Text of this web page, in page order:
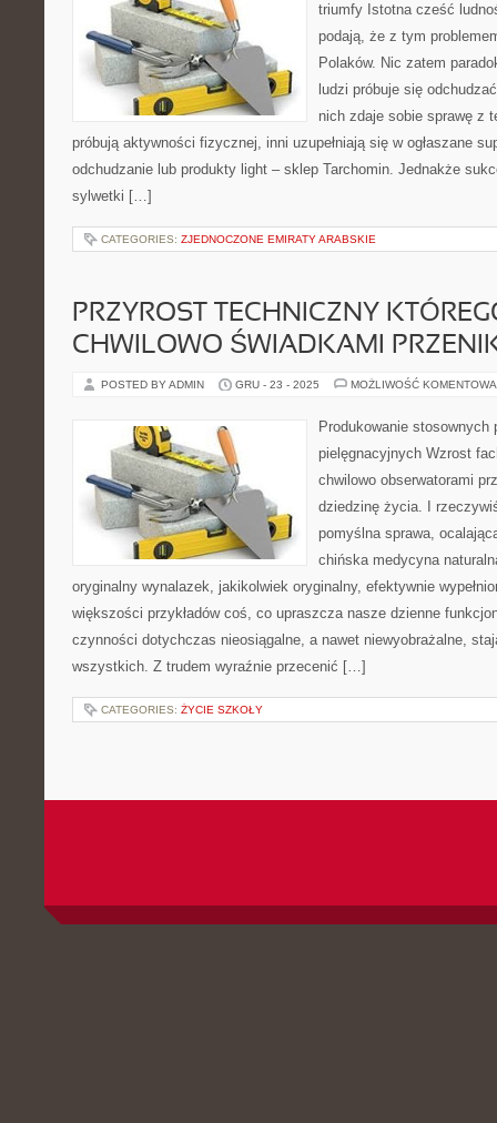
triumfy Istotna cześć
podają, że z tym
Polaków. Nic zatem
ludzi próbuje się
nich zdaje sobie sprawę z
próbują aktywności fizycznej, inni uzupełniają się w ogłaszane
odchudzanie lub produkty light – sklep Tarchomin. Jednakże
sylwetki […]
CATEGORIES: ZJEDNOCZONE EMIRATY ARABSKIE
PRZYROST TECHNICZNY
CHWILOWO ŚWIADKAMI
POSTED BY ADMIN GRU - 23 - 2025 MOŻLIWOŚĆ
Produkowanie stosownych
pielęgnacyjnych Wzrost
chwilowo obserwatorami
dziedzinę życia. I
pomyślna sprawa,
chińska medycyna
oryginalny wynalazek, jakikolwiek oryginalny, efektywnie
większości przykładów coś, co upraszcza nasze dzienne
czynności dotychczas nieosiągalne, a nawet niewyobrażalne,
wszystkich. Z trudem wyraźnie przecenić […]
CATEGORIES: ŻYCIE SZKOŁY